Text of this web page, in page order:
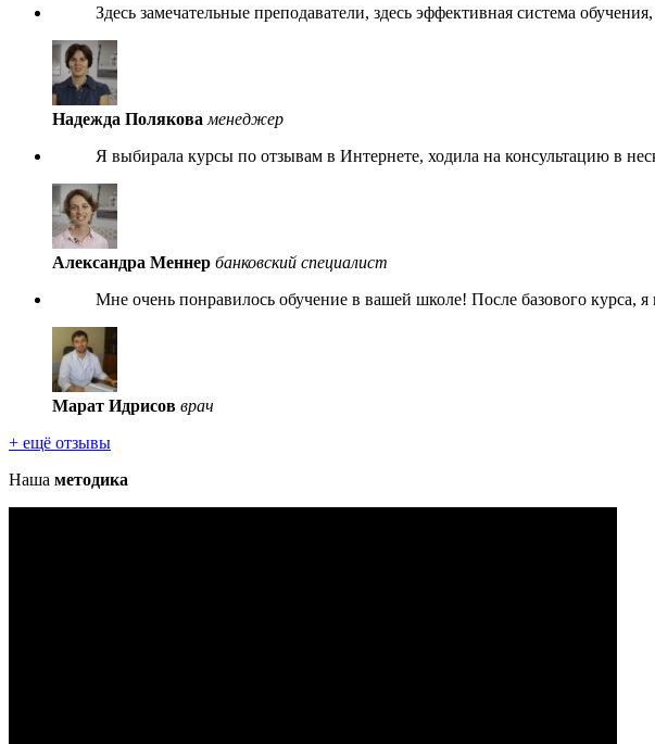
Здесь замечательные преподаватели, здесь эффективная система
Надежда Полякова менеджер
Я выбирала курсы по отзывам в Интернете, ходила на консультацию в
Александра Меннер банковский специалист
Мне очень понравилось обучение в вашей школе! После базового курса,
Марат Идрисов врач
+ ещё отзывы
Наша методика